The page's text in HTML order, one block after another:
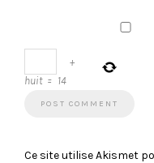
+
huit = 14
Ce site utilise Akismet